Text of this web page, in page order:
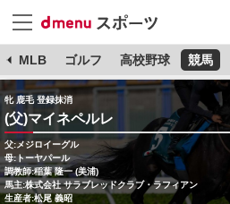
MLB ゴルフ 高校野球 競馬
牝 鹿毛 登録抹消
(父)マイネペルレ
父:メジロイーグル
母:トーヤパール
調教師:稲葉 隆一 (美浦)
馬主:株式会社 サラブレッドクラブ・ラフィアン
生産者:松尾 義昭